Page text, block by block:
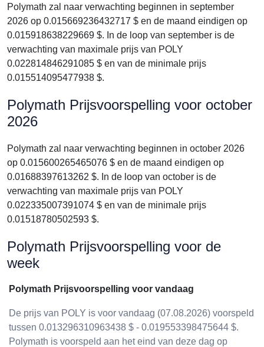
Polymath zal naar verwachting beginnen in september
2026 op 0.015669236432717 $ en de maand eindigen op
0.015918638229669 $. In de loop van september is de
verwachting van maximale prijs van POLY
0.022814846291085 $ en van de minimale prijs
0.015514095477938 $.
Polymath Prijsvoorspelling voor october
2026
Polymath zal naar verwachting beginnen in october 2026
op 0.015600265465076 $ en de maand eindigen op
0.01688397613262 $. In de loop van october is de
verwachting van maximale prijs van POLY
0.022335007391074 $ en van de minimale prijs
0.01518780502593 $.
Polymath Prijsvoorspelling voor de
week
Polymath Prijsvoorspelling voor vandaag
De prijs van POLY is voor vandaag (07.08.2026) voorspeld
tussen 0.013296310963438 $ - 0.019553398475644 $.
Polymath is voorspeld aan het eind van deze dag op